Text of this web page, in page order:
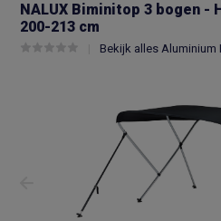
NALUX Biminitop 3 bogen -
200-213 cm
Bekijk alles